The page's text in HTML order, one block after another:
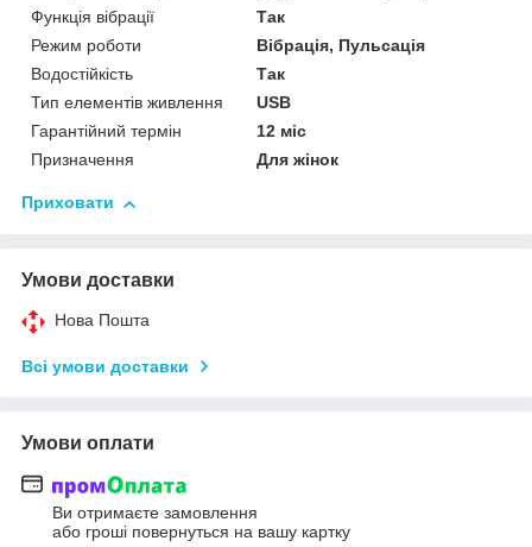
Функція вібрації
Так
Режим роботи
Вібрація, Пульсація
Водостійкість
Так
Тип елементів живлення
USB
Гарантійний термін
12 міс
Призначення
Для жінок
Приховати
Умови доставки
Нова Пошта
Всі умови доставки
Умови оплати
Ви отримаєте замовлення
або гроші повернуться на вашу картку